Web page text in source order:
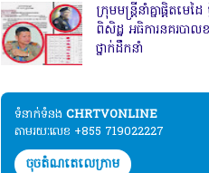
ក្រុមមន្ត្រីនាំគ្នាផ្ដិតម
ពិសិដ្ឋ អធិការនគរបា
ថ្នាក់ដឹកនាំ
ទំនាក់ទំនង​​ CHRTVONLINE
តាមរយៈលេខ +855 719022227
ចុចតំណតេលេក្រាម